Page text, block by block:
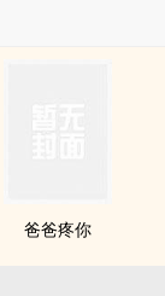
爸爸疼你